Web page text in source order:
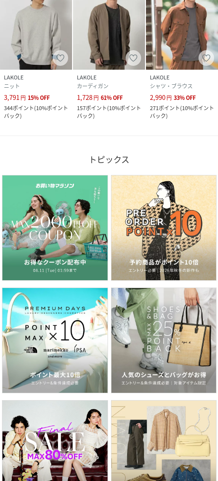
LAKOLE
ニット
3,791 円 15%OFF
344ポイント(10%ポイント
バック)
LAKOLE
カーディガン
1,728円 61%OFF
157ポイント(10%ポイント
バック)
LAKOLE
シャツ・ブラウス
2,990円 33%OFF
271ポイント(10%ポイント
バック)
トピックス